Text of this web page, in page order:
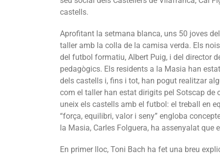
castells.
Aprofitant la setmana blanca, uns 50 joves
taller amb la colla de la camisa verda. Els
del futbol formatiu, Albert Puig, i del director
pedagògics. Els residents a la Masia han
dels castells i, fins i tot, han pogut realitzar
com el taller han estat dirigits pel Sotscap
uneix els castells amb el futbol: el treball en
“força, equilibri, valor i seny” engloba
la Masia, Carles Folguera, ha assenyalat que
En primer lloc, Toni Bach ha fet una breu